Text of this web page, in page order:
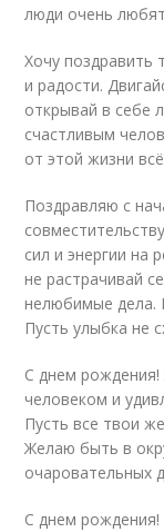
люди очень
Хочу поздравить
и радости.
открывай в себе
счастливым
от этой жизни
Поздравляю с
сил и энергии на
не растрачивай
нелюбимые дела.
Пусть улыбка не
С днем
человеком и
Пусть все твои
Желаю быть в
очаровательных
С днем рождения!